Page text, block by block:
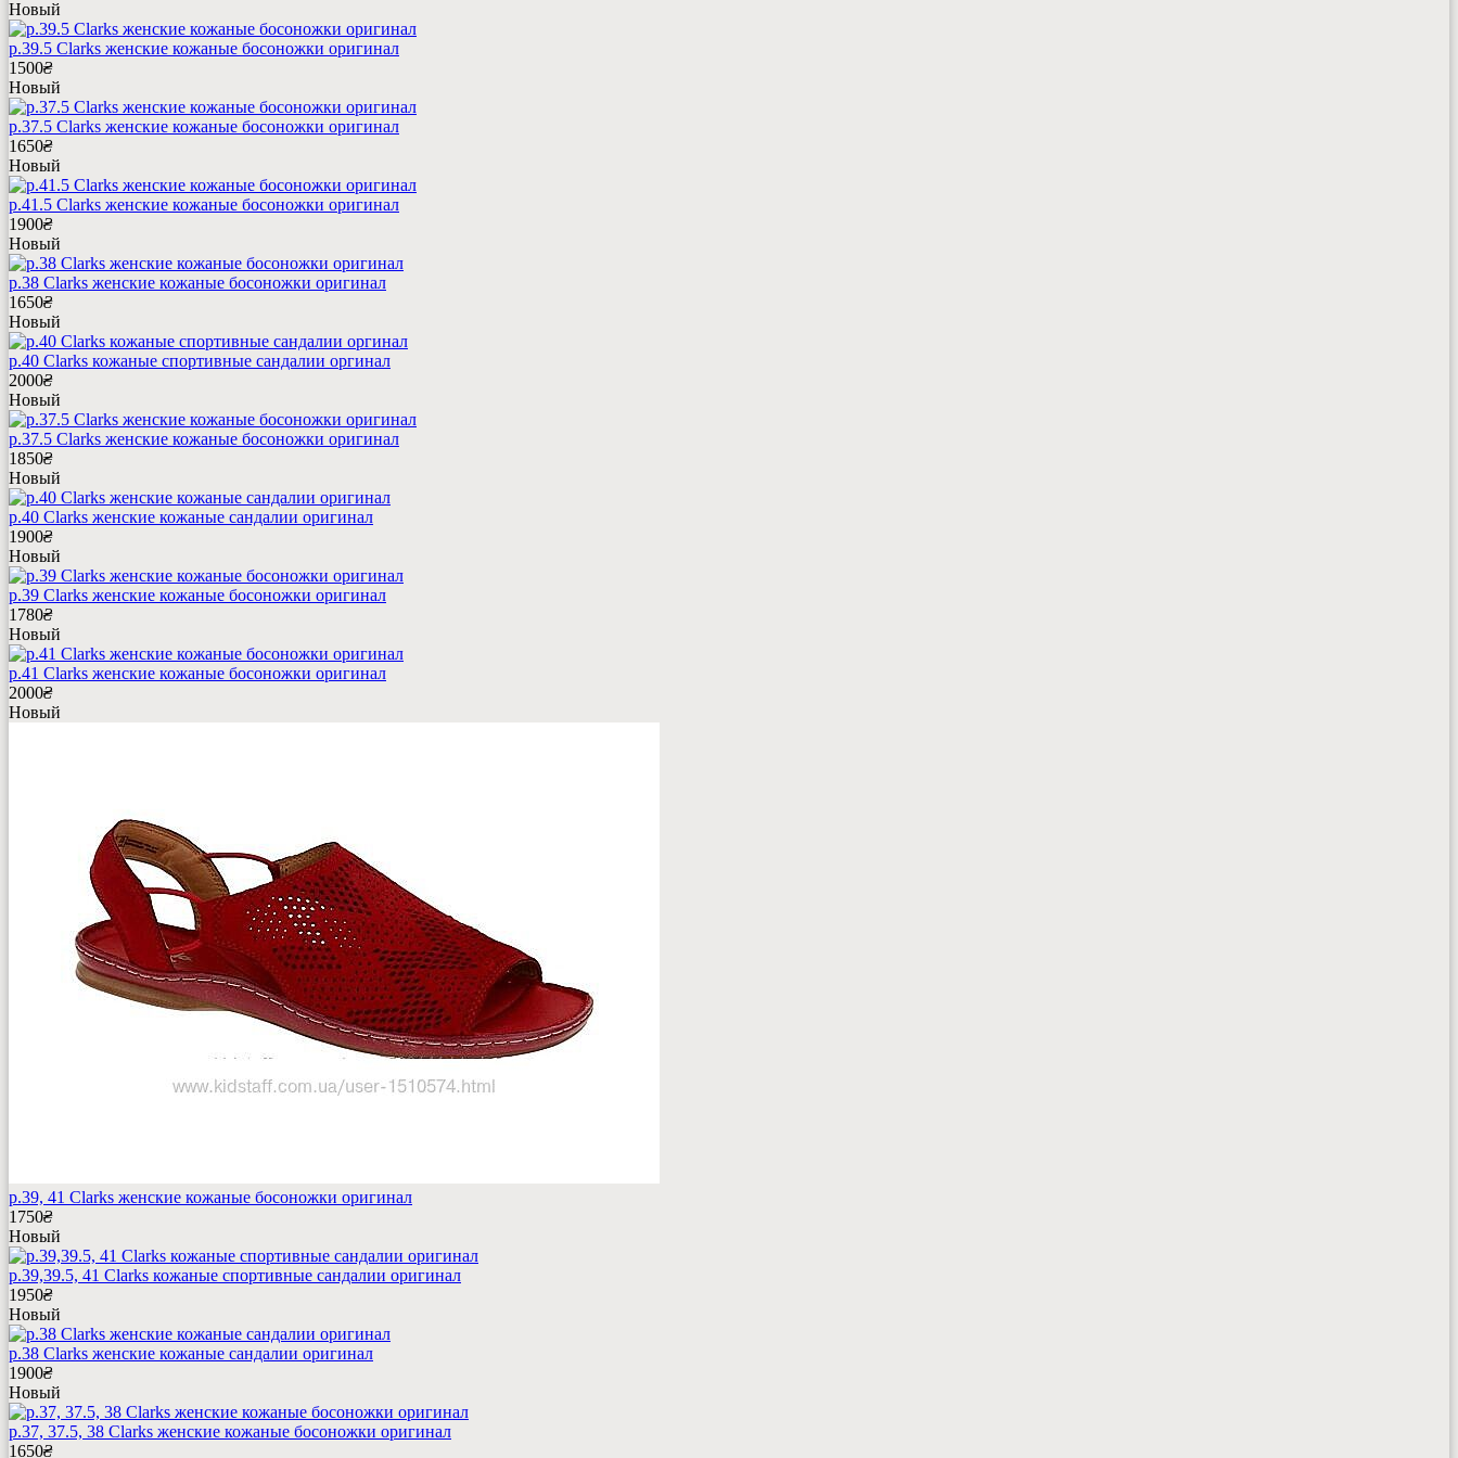
Новый
р.39.5 Clarks женские кожаные босоножки оригинал
1500₴
Новый
р.37.5 Clarks женские кожаные босоножки оригинал
1650₴
Новый
р.41.5 Clarks женские кожаные босоножки оригинал
1900₴
Новый
р.38 Clarks женские кожаные босоножки оригинал
1650₴
Новый
р.40 Clarks кожаные спортивные сандалии оргинал
2000₴
Новый
р.37.5 Clarks женские кожаные босоножки оригинал
1850₴
Новый
р.40 Clarks женские кожаные сандалии оригинал
1900₴
Новый
р.39 Clarks женские кожаные босоножки оригинал
1780₴
Новый
р.41 Clarks женские кожаные босоножки оригинал
2000₴
Новый
р.39, 41 Clarks женские кожаные босоножки оригинал
1750₴
Новый
р.39,39.5, 41 Clarks кожаные спортивные сандалии оригинал
1950₴
Новый
р.38 Clarks женские кожаные сандалии оригинал
1900₴
Новый
р.37, 37.5, 38 Clarks женские кожаные босоножки оригинал
1650₴